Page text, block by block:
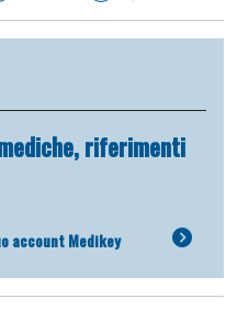
riferimenti
account Medikey